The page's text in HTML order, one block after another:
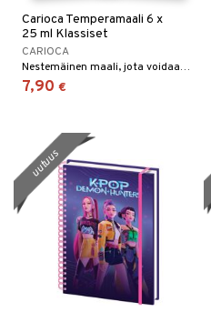
Carioca Temperamaali 6 x
25 ml Klassiset
CARIOCA
Nestemäinen maali, jota voidaan sekoittaa eri sävyihin.
7,90 €
uutuus